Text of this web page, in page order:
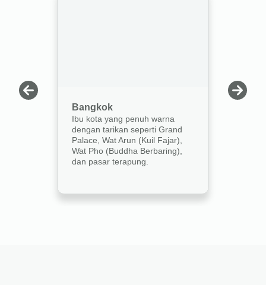
Bangkok
Ibu kota yang penuh warna
dengan tarikan seperti Grand
Palace, Wat Arun (Kuil Fajar),
Wat Pho (Buddha Berbaring),
dan pasar terapung.